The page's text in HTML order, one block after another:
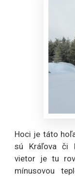
Hoci je táto
sú Kráľova či
vietor je tu
mínusovou